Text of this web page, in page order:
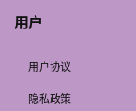
用户
用户协议
隐私政策